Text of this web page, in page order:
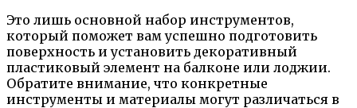
Это лишь основной набор инструментов,
который поможет вам успешно подготовить
поверхность и установить декоративный
пластиковый элемент на балконе или лоджии.
Обратите внимание, что конкретные
инструменты и материалы могут различаться в